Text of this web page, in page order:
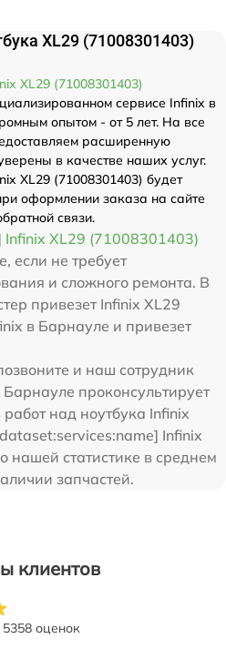
XL29 (71008301403)
XL29 (71008301403)
сервисе Infinix в
опытом - от 5 лет. На все
расширенную
в качестве наших услуг.
XL29 (71008301403) будет
оформлении заказа на сайте
связи.
Infinix XL29 (71008301403)
если не требует
и сложного ремонта. В
привезет Infinix XL29
в Барнауле и привезет
и наш сотрудник
проконсультирует
над ноутбука Infinix
Infinix
нашей статистике в среднем
запчастей.
клиентов
5358 оценок